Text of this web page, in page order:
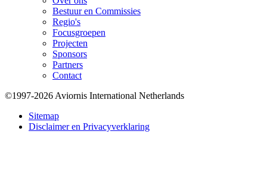
Bestuur en Commissies
Regio's
Focusgroepen
Projecten
Sponsors
Partners
Contact
Bottom
©1997-2026 Aviornis International Netherlands
Sitemap
Disclaimer en Privacyverklaring